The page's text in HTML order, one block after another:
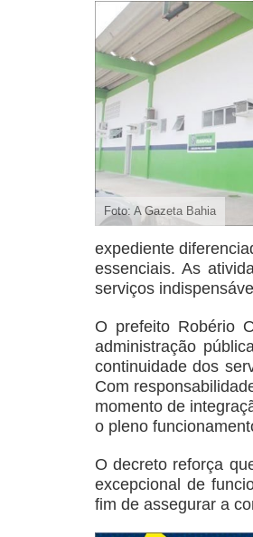
Foto: A Gazeta Bahia
expediente
essenciais. As
serviços
O prefeito Robério
administração
continuidade dos
Com
momento de
o pleno
O decreto reforça
excepcional de
fim de assegurar a